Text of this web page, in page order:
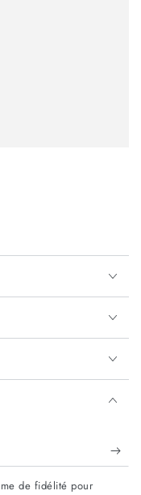
de fidélité pour